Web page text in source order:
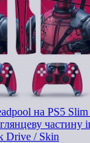
на PS5
частину
Drive / Skin